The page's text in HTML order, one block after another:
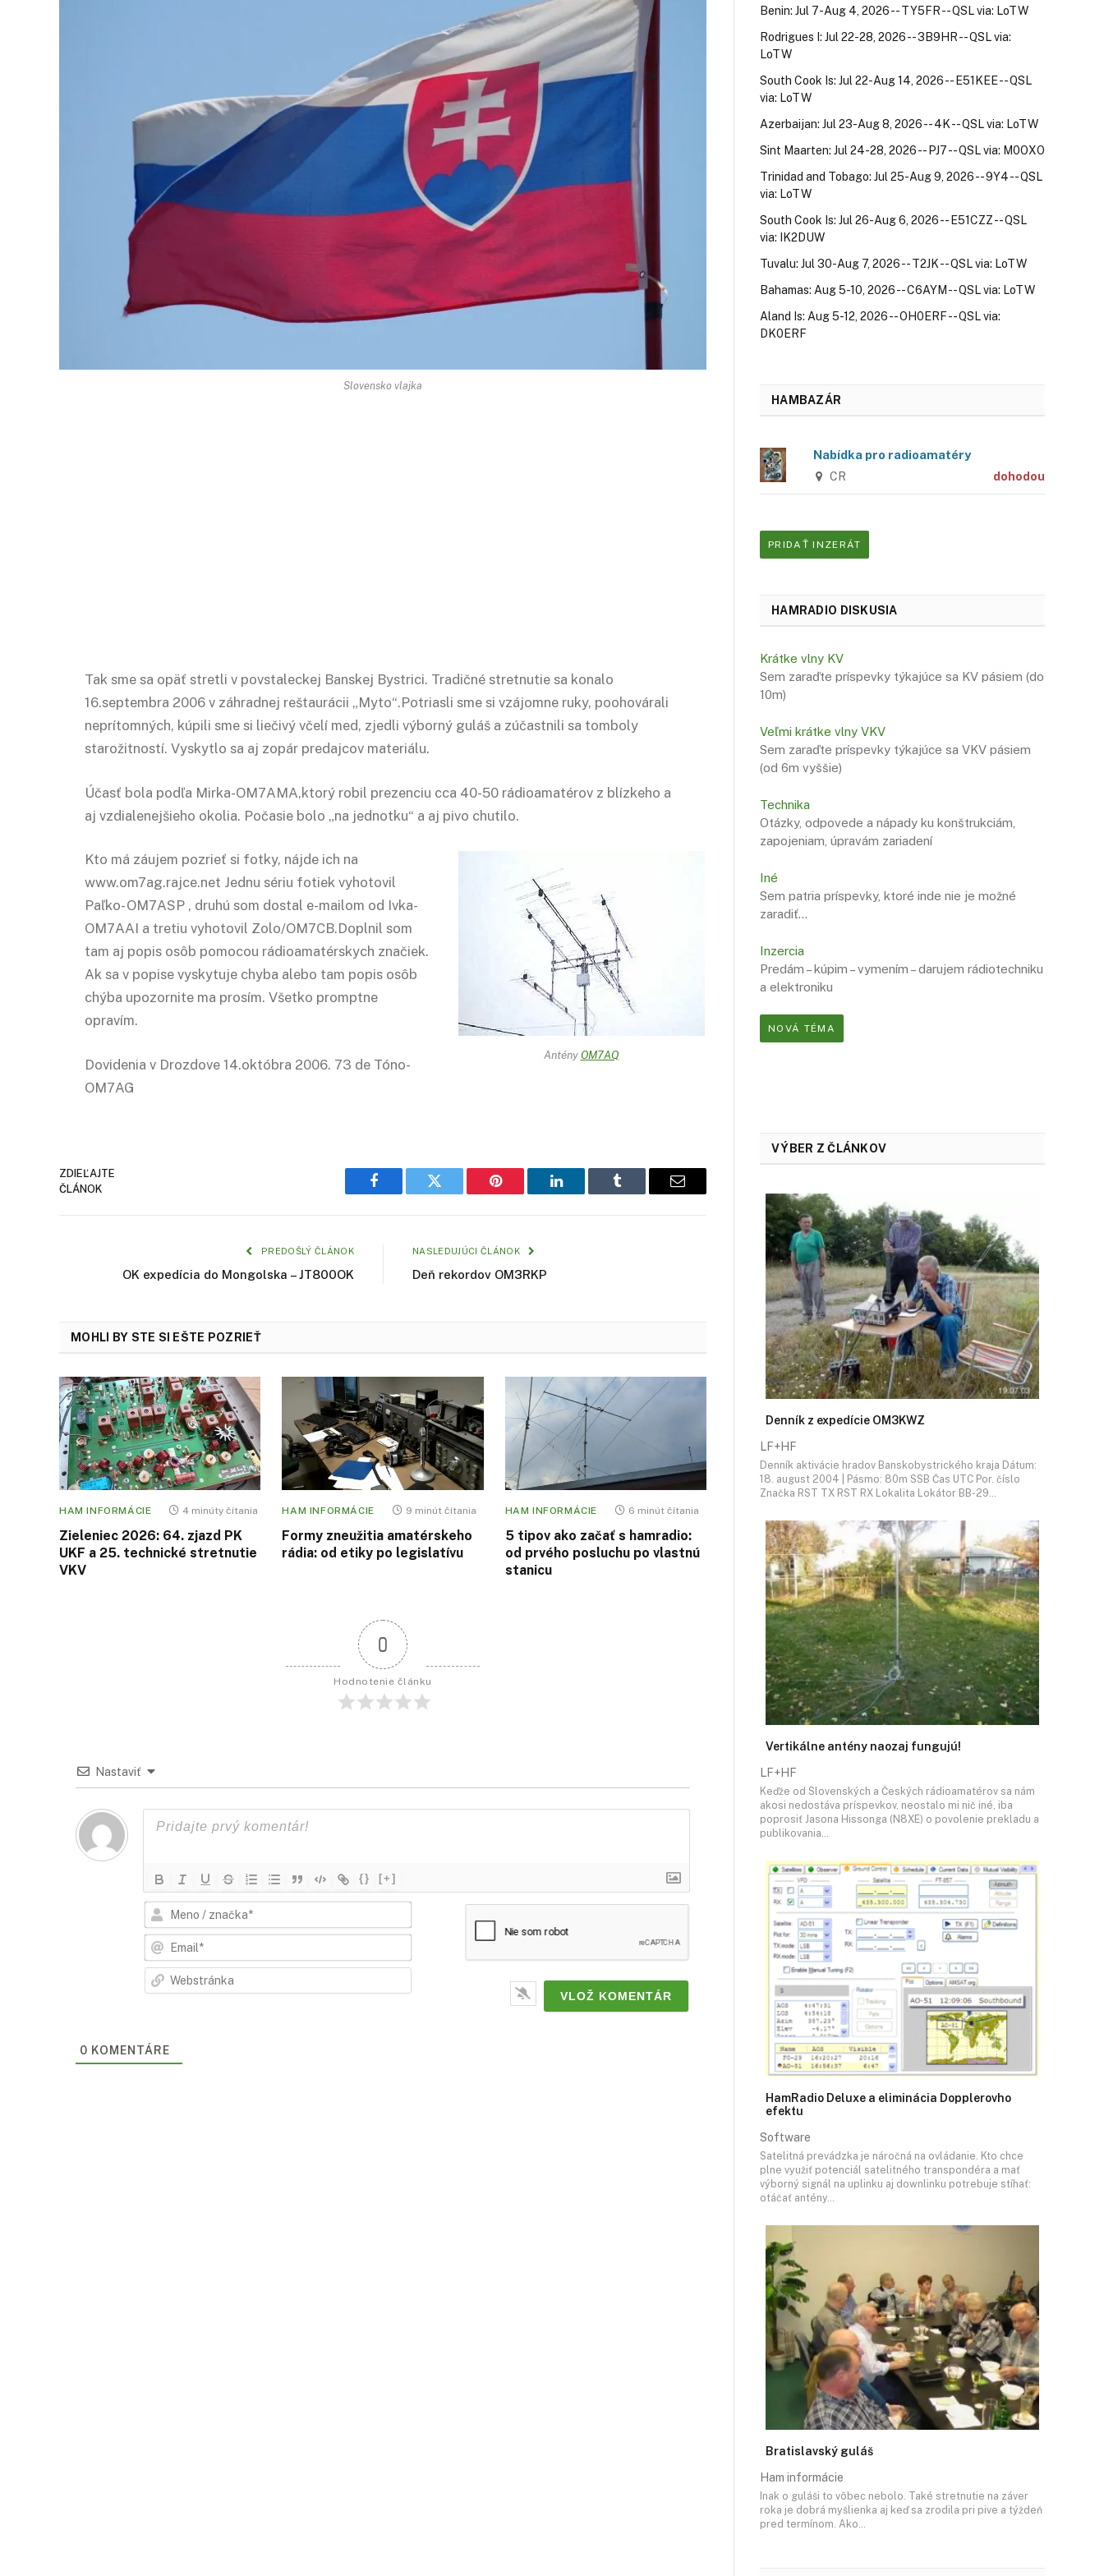
Slovensko vlajka
Tak sme sa opäť stretli v povstaleckej Banskej Bystrici. Tradičné stretnutie sa konalo
16.septembra 2006 v záhradnej reštaurácii „Myto“.Potriasli sme si vzájomne ruky, poohovárali
neprítomných, kúpili sme si liečivý včelí med, zjedli výborný guláš a zúčastnili sa tomboly
starožitností. Vyskytlo sa aj zopár predajcov materiálu.
Účasť bola podľa Mirka-OM7AMA,ktorý robil prezenciu cca 40-50 rádioamatérov z blízkeho a
aj vzdialenejšieho okolia. Počasie bolo „na jednotku“ a aj pivo chutilo.
AntényOM7AQ
Kto má záujem pozrieť si fotky, nájde ich na
www.om7ag.rajce.net Jednu sériu fotiek vyhotovil
Paľko- OM7ASP , druhú som dostal e-mailom od Ivka-
OM7AAI a tretiu vyhotovil Zolo/OM7CB.Doplnil som
tam aj popis osôb pomocou rádioamatérskych značiek.
Ak sa v popise vyskytuje chyba alebo tam popis osôb
chýba upozornite ma prosím. Všetko promptne
opravím.
Dovidenia v Drozdove 14.októbra 2006. 73 de Tóno-
OM7AG
ZDIEĽAJTE
ČLÁNOK
Facebook Twitter Pinterest LinkedIn Tumblr Email
PREDOŠLÝ ČLÁNOK
OK expedícia do Mongolska – JT800OK
NASLEDUJÚCI ČLÁNOK
Deň rekordov OM3RKP
MOHLI BY STE SI EŠTE POZRIEŤ
HAM INFORMÁCIE 4 minúty čítania
Zieleniec 2026: 64. zjazd PK
UKF a 25. technické stretnutie
VKV
HAM INFORMÁCIE 9 minút čítania
Formy zneužitia amatérskeho
rádia: od etiky po legislatívu
HAM INFORMÁCIE 6 minút čítania
5 tipov ako začať s hamradio:
od prvého posluchu po vlastnú
stanicu
0
Hodnotenie článku
Nastaviť
{} [+]
Meno
značka*
Email*
Webstránka
0 KOMENTÁRE
Benin: Jul 7-Aug 4, 2026 -- TY5FR -- QSL via: LoTW
Rodrigues I: Jul 22-28, 2026 -- 3B9HR -- QSL via:
LoTW
South Cook Is: Jul 22-Aug 14, 2026 -- E51KEE -- QSL
via: LoTW
Azerbaijan: Jul 23-Aug 8, 2026 -- 4K -- QSL via: LoTW
Sint Maarten: Jul 24-28, 2026 -- PJ7 -- QSL via: M0OXO
Trinidad and Tobago: Jul 25-Aug 9, 2026 -- 9Y4 -- QSL
via: LoTW
South Cook Is: Jul 26-Aug 6, 2026 -- E51CZZ -- QSL
via: IK2DUW
Tuvalu: Jul 30-Aug 7, 2026 -- T2JK -- QSL via: LoTW
Bahamas: Aug 5-10, 2026 -- C6AYM -- QSL via: LoTW
Aland Is: Aug 5-12, 2026 -- OH0ERF -- QSL via:
DK0ERF
HAMBAZÁR
Nabídka pro radioamatéry
CR dohodou
PRIDAŤ INZERÁT
HAMRADIO DISKUSIA
Krátke vlny KV
Sem zaraďte príspevky týkajúce sa KV pásiem (do
10m)
Veľmi krátke vlny VKV
Sem zaraďte príspevky týkajúce sa VKV pásiem
(od 6m vyššie)
Technika
Otázky, odpovede a nápady ku konštrukciám,
zapojeniam, úpravám zariadení
Iné
Sem patria príspevky, ktoré inde nie je možné
zaradiť…
Inzercia
Predám – kúpim – vymením – darujem rádiotechniku
a elektroniku
NOVÁ TÉMA
VÝBER Z ČLÁNKOV
Denník z expedície OM3KWZ
LF+HF
Denník aktivácie hradov Banskobystrického kraja Dátum:
18. august 2004 | Pásmo: 80m SSB Čas UTC Por. číslo
Značka RST TX RST RX Lokalita Lokátor BB-29…
Vertikálne antény naozaj fungujú!
LF+HF
Keďže od Slovenských a Českých rádioamatérov sa nám
akosi nedostáva príspevkov, neostalo mi nič iné, iba
poprosiť Jasona Hissonga (N8XE) o povolenie prekladu a
publikovania…
HamRadio Deluxe a eliminácia Dopplerovho
efektu
Software
Satelitná prevádzka je náročná na ovládanie. Kto chce
plne využiť potenciál satelitného transpondéra a mať
výborný signál na uplinku aj downlinku potrebuje stíhať:
otáčať antény…
Bratislavský guláš
Ham informácie
Inak o guláši to vôbec nebolo. Také stretnutie na záver
roka je dobrá myšlienka aj keď sa zrodila pri pive a týždeň
pred termínom. Ako…